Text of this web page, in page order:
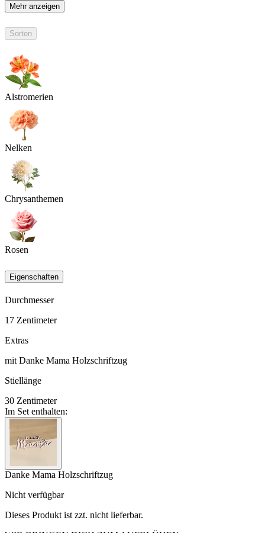
Mehr anzeigen
Sorten
Alstromerien
Nelken
Chrysanthemen
Rosen
Eigenschaften
Durchmesser
17 Zentimeter
Extras
mit Danke Mama Holzschriftzug
Stiellänge
30 Zentimeter
Im Set enthalten:
Danke Mama Holzschriftzug
Nicht verfügbar
Dieses Produkt ist zzt. nicht lieferbar.